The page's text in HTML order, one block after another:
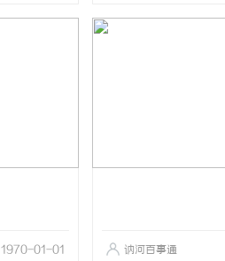
1970-01-01 讷河百事通